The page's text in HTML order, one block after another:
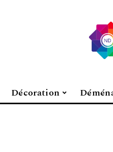
Décoration